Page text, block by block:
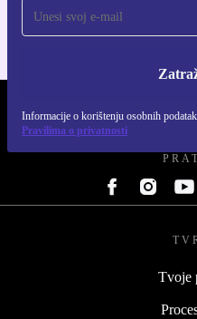
Informacije o korištenju osobnih
Pravilima o privatnosti
REFURBED
Tvoje